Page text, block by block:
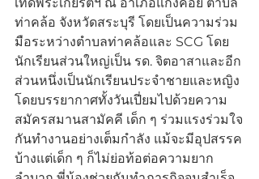
ท่าคล้อ จังหวัดสระบุรี โดยเป็นความร่วม
มือระหว่างตำบลท่าคล้อและ SCG โดย
นักเรียนส่วนใหญ่เป็น รด. จิตอาสาและอีก
ส่วนหนึ่งเป็นนักเรียนประจำชายและหญิง
โดยบรรยากาศทั้งวันเปี่ยมไปด้วยความ
สมัครสมานสามัคคี เด็ก ๆ ร่วมแรงร่วมใจ
กันทำงานอย่างเต็มกำลัง แม้จะมีอุปสรรค
บ้างแต่เด็ก ๆ ก็ไม่ย่อท้อต่อความยาก